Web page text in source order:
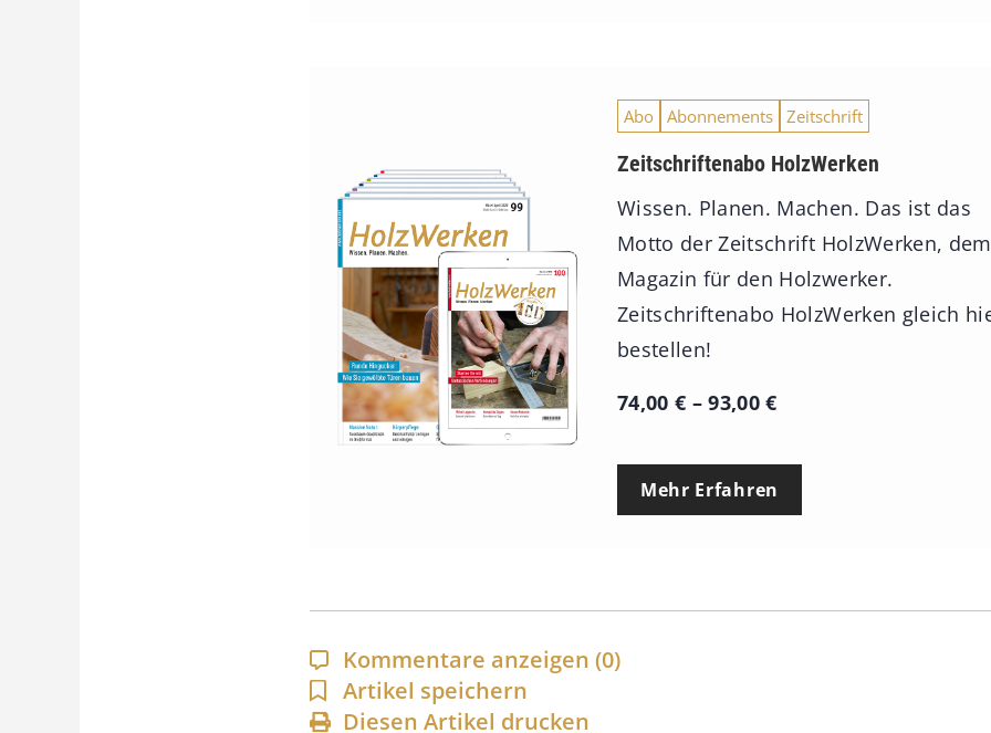
Abo Abonnements Zeitschrift
Zeitschriftenabo HolzWerken
Wissen. Planen. Machen. Das ist das
Motto der Zeitschrift HolzWerken, dem
Magazin für den Holzwerker.
Zeitschriftenabo HolzWerken gleich
bestellen!
74,00 € –93,00€P
e
p
Mehr Erfahren
Kommentare anzeigen (0)
Artikel speichern
Diesen Artikel drucken